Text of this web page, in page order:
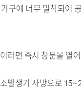
구에 너무 밀착되어
라면 즉시 창문을 열
발생기 사방으로